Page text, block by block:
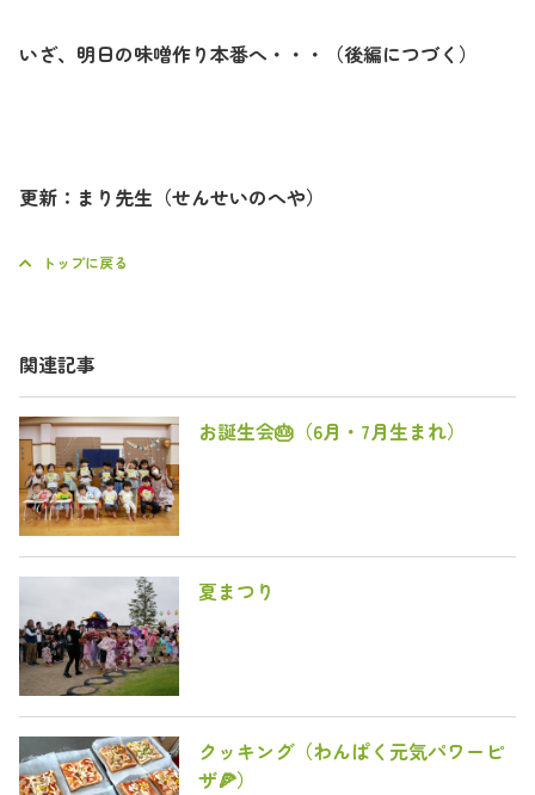
いざ、明日の味噌作り本番へ・・・（後編につづく）
更新：まり先生（せんせいのへや）
トップに戻る
関連記事
お誕生会🎂（6月・7月生まれ）
夏まつり
クッキング（わんぱく元気パワーピ
ザ🍕）